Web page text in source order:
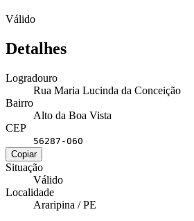
Válido
Detalhes
Logradouro
Rua Maria Lucinda da Conceição
Bairro
Alto da Boa Vista
CEP
56287-060
Copiar
Situação
Válido
Localidade
Araripina / PE